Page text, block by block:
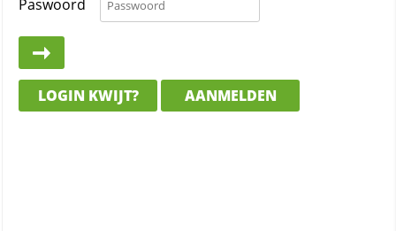
Paswoord
LOGIN KWIJT? AANMELDEN